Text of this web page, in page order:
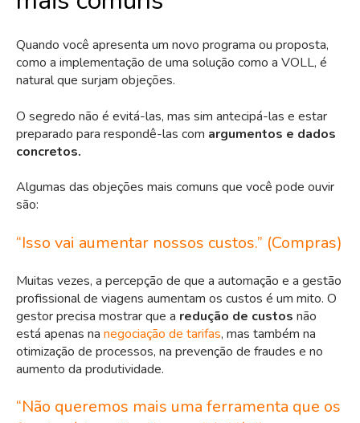
Quando você apresenta um novo programa ou proposta,
como a implementação de uma solução como a VOLL, é
natural que surjam objeções.
O segredo não é evitá-las, mas sim antecipá-las e estar
preparado para respondê-las com argumentos e dados
concretos.
Algumas das objeções mais comuns que você pode ouvir
são:
“Isso vai aumentar nossos custos.” (Compras)
Muitas vezes, a percepção de que a automação e a gestão
profissional de viagens aumentam os custos é um mito. O
gestor precisa mostrar que a redução de custos não
está apenas na negociação de tarifas, mas também na
otimização de processos, na prevenção de fraudes e no
aumento da produtividade.
“Não queremos mais uma ferramenta que os